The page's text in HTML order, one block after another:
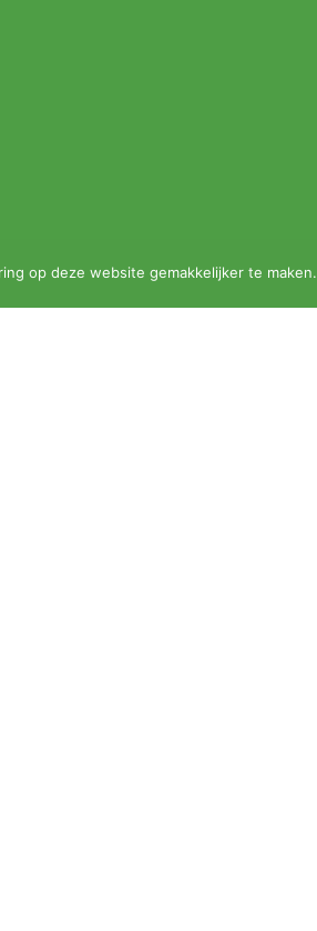
op deze website gemakkelijker te maken.